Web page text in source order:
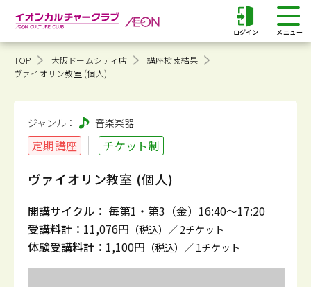
ログイン
TOP 大阪ドームシティ店
講座検索結果
ヴァイオリン教室 (個人)
ジャンル： 音楽楽器
定期講座 チケット制
ヴァイオリン教室 (個人)
開講サイクル： 毎第1・第3（金）16:40～17:20
受講料計： 11,076円 （税込）／ 2チケット
体験受講料計： 1,100円 （税込）／ 1チケット